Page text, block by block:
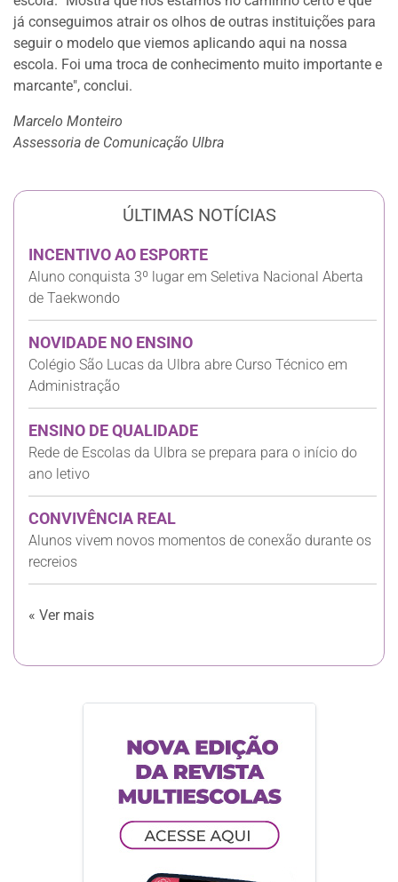
já conseguimos atrair os olhos de outras instituições para
seguir o modelo que viemos aplicando aqui na nossa
escola. Foi uma troca de conhecimento muito importante e
marcante", conclui.
Marcelo Monteiro
Assessoria de Comunicação Ulbra
ÚLTIMAS NOTÍCIAS
INCENTIVO AO ESPORTE
Aluno conquista 3º lugar em Seletiva Nacional Aberta
de Taekwondo
NOVIDADE NO ENSINO
Colégio São Lucas da Ulbra abre Curso Técnico em
Administração
ENSINO DE QUALIDADE
Rede de Escolas da Ulbra se prepara para o início do
ano letivo
CONVIVÊNCIA REAL
Alunos vivem novos momentos de conexão durante os
recreios
« Ver mais